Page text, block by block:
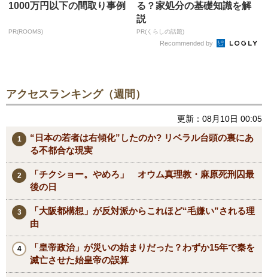
1000万円以下の間取り事例
PR(ROOMS)
る？家処分の基礎知識を解
説
PR(くらしの話題)
Recommended by
アクセスランキング（週間）
更新：08月10日 00:05
“日本の若者は右傾化”したのか? リベラル台頭の裏にあ
る不都合な現実
「チクショー。やめろ」 オウム真理教・麻原死刑囚最
後の日
「大阪都構想」が反対派からこれほど“毛嫌い”される理
由
「皇帝政治」が災いの始まりだった？わずか15年で秦を
滅亡させた始皇帝の誤算